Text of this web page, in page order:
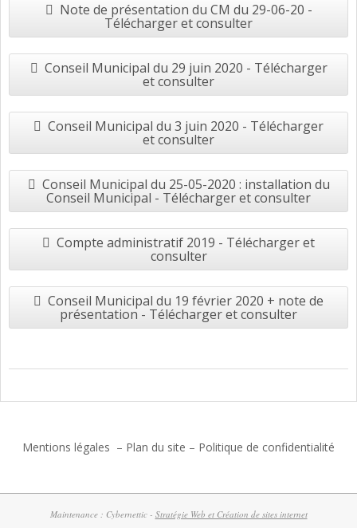
Note de présentation du CM du 29-06-20 -
Télécharger et consulter
Conseil Municipal du 29 juin 2020 - Télécharger
et consulter
Conseil Municipal du 3 juin 2020 - Télécharger
et consulter
Conseil Municipal du 25-05-2020 : installation du
Conseil Municipal - Télécharger et consulter
Compte administratif 2019 - Télécharger et
consulter
Conseil Municipal du 19 février 2020 + note de
présentation - Télécharger et consulter
Mentions légales – Plan du site – Politique de confidentialité
Maintenance : Cybernettic - Stratégie Web et Création de sites internet